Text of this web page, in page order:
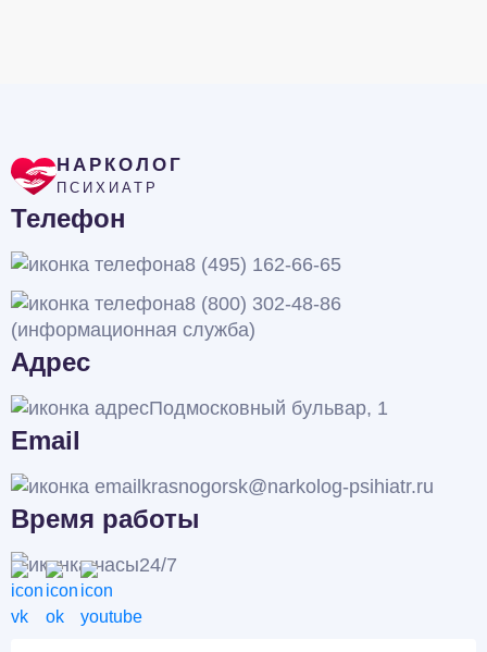
НАРКОЛОГ
ПСИХИАТР
Телефон
8 (495) 162-66-65
8 (800) 302-48-86
(информационная служба)
Адрес
Подмосковный бульвар, 1
Email
krasnogorsk@narkolog-psihiatr.ru
Время работы
24/7